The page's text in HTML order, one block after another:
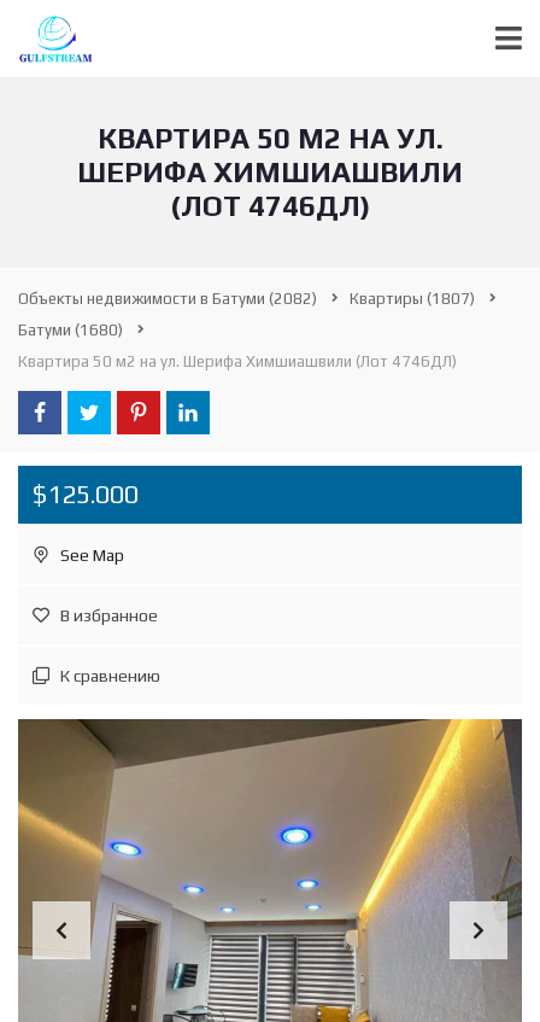
КВАРТИРА 50 М2 НА УЛ.
ШЕРИФА ХИМШИАШВИЛИ
(ЛОТ 4746ДЛ)
Объекты недвижимости в Батуми (2082) Квартиры (1807)
Батуми (1680)
Квартира 50 м2 на ул. Шерифа Химшиашвили (Лот 4746ДЛ)
$125.000
See Map
В избранное
К сравнению